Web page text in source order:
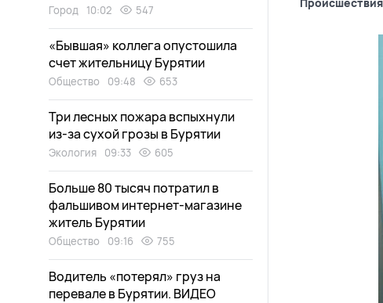
Город 10:02 547
«Бывшая» коллега опустошила
счет жительницу Бурятии
Общество 09:48 653
Три лесных пожара вспыхнули
из-за сухой грозы в Бурятии
Экология 09:33 605
Больше 80 тысяч потратил в
фальшивом интернет-магазине
житель Бурятии
Общество 09:16 755
Водитель «потерял» груз на
перевале в Бурятии. ВИДЕО